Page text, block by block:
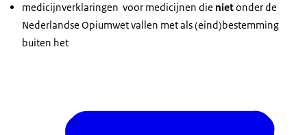
medicijnverklaringen voor medicijnen die nietonder de
Nederlandse Opiumwet vallen met als (eind)bestemming
buiten het